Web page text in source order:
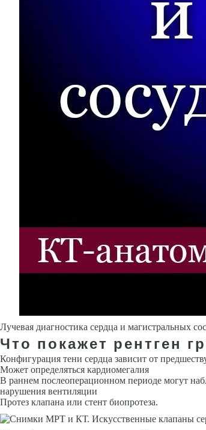
Лучевая диагностика сердца и магистральных
Что покажет рентген
Конфигурация тени сердца зависит от
Может определяться кардиомегалия
В раннем послеоперацион­ном периоде могут
нарушения вентиляции
Протез клапана или стент био­протеза.